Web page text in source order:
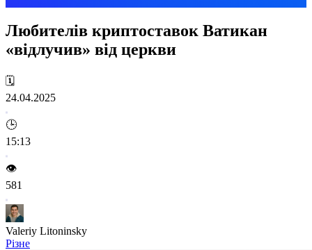
Любителів криптоставок Ватикан
«відлучив» від церкви
🗓️
24.04.2025
🕒
15:13
👁️
581
Valeriy Litoninsky
Різне